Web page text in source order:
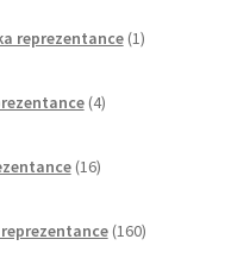
reprezentance 1izdelek
4izdelki
16izdelkov
160izdelkov